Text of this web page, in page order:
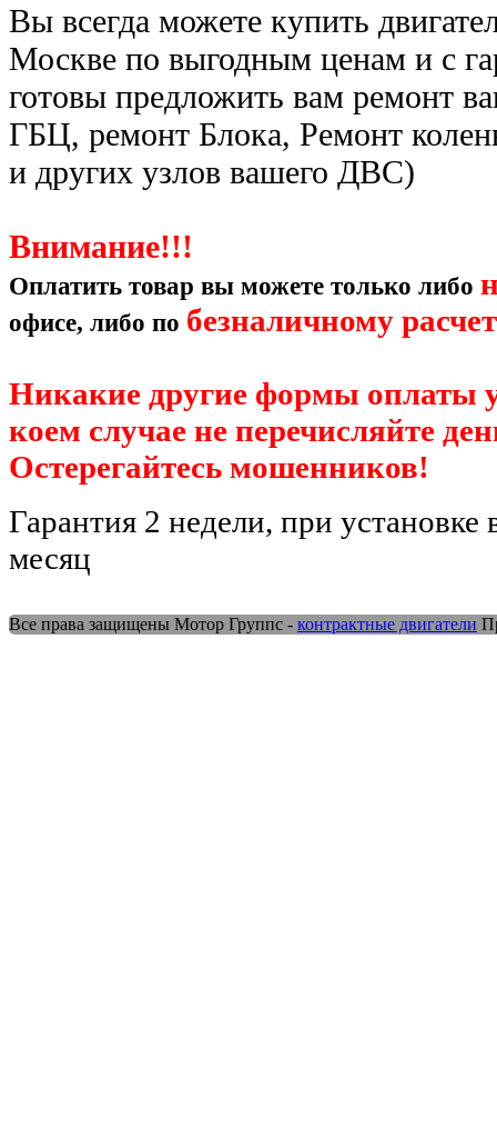
Вы всегда можете купить
Москве по выгодным ценам и с
готовы предложить вам ремонт
ГБЦ, ремонт Блока, Ремонт
и других узлов вашего ДВС)
Внимание!!!
Оплатить товар вы можете только либо
офисе, либо по безналичному
Никакие другие формы оплаты
коем случае не перечисляйте
Остерегайтесь мошенников!
Гарантия 2 недели, при установке
месяц
Все права защищены Мотор Группс - контрактные двигатели